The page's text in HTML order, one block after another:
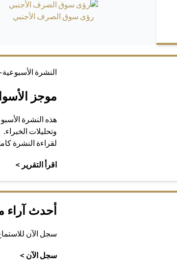
رؤى سوق الصرف الأجنبي
النشرة
موجز
هذه النشرة
وتحليلات الخبراء.
لقراءة النشرة
اقرأ التقرير >
أحدث آراء
سجل الآن
سجل الآن >